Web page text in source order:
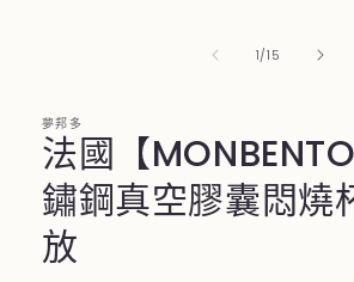
開
啟
多
媒
體
檔
案
1//
15
夢邦多
法國【
鏽鋼真空膠囊悶燒
放